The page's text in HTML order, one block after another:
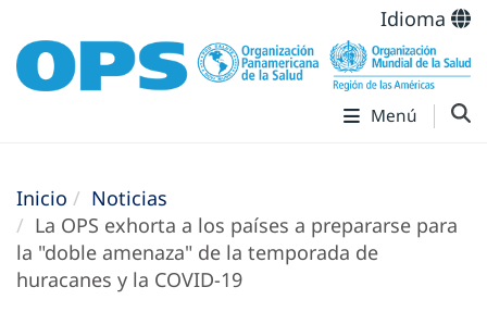
Idioma
Menú
Inicio
Noticias
La OPS exhorta a los países a prepararse para
la "doble amenaza" de la temporada de
huracanes y la COVID-19